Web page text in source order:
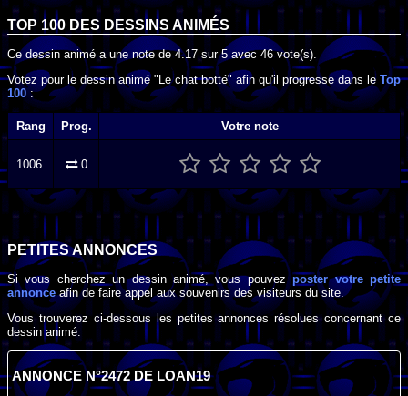
TOP 100 DES DESSINS ANIMÉS
Ce dessin animé a une note de4.17 sur5 avec46vote(s).
Votez pour le dessin animé "Le chat botté" afin qu'il progresse dans le Top
100:
Rang Prog. Votre note
1006. 0
PETITES ANNONCES
Si vous cherchez un dessin animé, vous pouvezposter votre petite
annonceafin de faire appel aux souvenirs des visiteurs du site.
Vous trouverez ci-dessous les petites annonces résolues concernant ce
dessin animé.
ANNONCE N°2472 DE LOAN19